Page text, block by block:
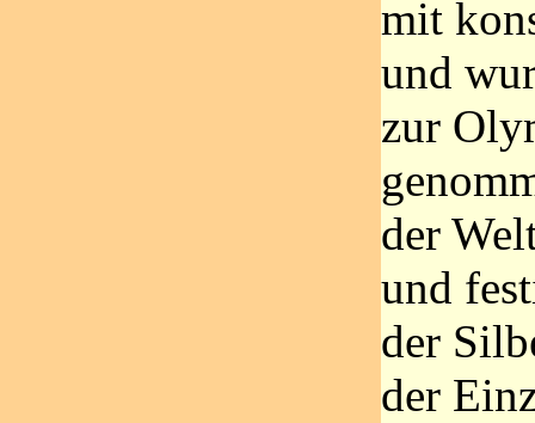
mit
und
zur
der
und
der
der